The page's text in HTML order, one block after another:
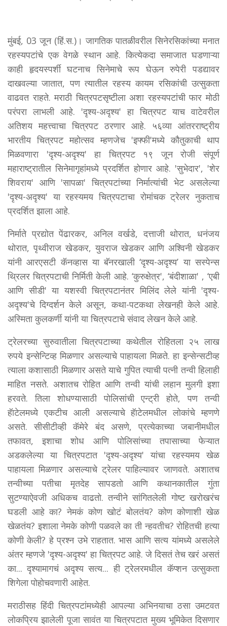
मुंबई, 03 जून (हिं.स.)। जागतिक पातळीवरील सिनेरसिकांच्या मनात
रहस्यपटांचे एक वेगळे स्थान आहे. कित्येकदा समाजात घडणाऱ्या
काही हृदयस्पर्शी घटनाच सिनेमाचे रूप घेऊन रुपेरी पडद्यावर
दाखवल्या जातात, पण त्यातील रहस्य कायम रसिकांची उत्सुकता
वाढवत राहते. मराठी चित्रपटसृष्टीला अशा रहस्यपटांची फार मोठी
परंपरा लाभली आहे. 'दृश्य-अदृश्य' हा चित्रपट याच वाटेवरील
अतिशय महत्त्वाचा चित्रपट ठरणार आहे. ५६व्या आंतरराष्ट्रीय
भारतीय चित्रपट महोत्सव म्हणजेच 'इफ्फी'मध्ये कौतुकाची थाप
मिळवणारा 'दृश्य-अदृश्य' हा चित्रपट १९ जून रोजी संपूर्ण
महाराष्ट्रातील सिनेमागृहांमध्ये प्रदर्शित होणार आहे. 'सुभेदार', 'शेर
शिवराय' आणि 'सापळा' चित्रपटांच्या निर्मात्यांची भेट असलेल्या
'दृश्य-अदृश्य' या रहस्यमय चित्रपटाचा रोमांचक ट्रेलर नुकताच
प्रदर्शित झाला आहे.
निर्माते प्रद्योत पेंढारकर, अनिल वर्खडे, दत्ताजी थोरात, धनंजय
थोरात, पृथ्वीराज खेडकर, युवराज खेडकर आणि अश्विनी खेडकर
यांनी आरएसटी कॅनव्हास या बॅनरखाली ‘दृश्य-अदृश्य’ या सस्पेन्स
थ्रिलर चित्रपटाची निर्मिती केली आहे. ‘कुरुक्षेत्र', ‘बंदीशाळा' , ‘एबी
आणि सीडी' या यशस्वी चित्रपटानंतर मिलिंद लेले यांनी 'दृश्य-
अदृश्य'चे दिग्दर्शन केले असून, कथा-पटकथा लेखनही केले आहे.
अस्मिता कुलकर्णी यांनी या चित्रपटाचे संवाद लेखन केले आहे.
ट्रेलरच्या सुरुवातीला चित्रपटाच्या कथेतील रोहितला २५ लाख
रुपये इन्सेन्टिव्ह मिळणार असल्याचे पाहायला मिळते. हा इन्सेन्सटीव्ह
त्याला कशासाठी मिळणार असते याचे गुपित त्याची पत्नी तन्वी हिलाही
माहित नसते. अशातच रोहित आणि तन्वी यांची लहान मुलगी इशा
हरवते. तिला शोधण्यासाठी पोलिसांची एन्ट्री होते, पण तन्वी
हॅाटेलमध्ये एकटीच आली असल्याचे हॅाटेलमधील लोकांचे म्हणणे
असते. सीसीटीव्ही कॅमेरे बंद असणे, प्रत्येकाच्या जबानीमधील
तफावत, इशाचा शोध आणि पोलिसांच्या तपासाच्या फेऱ्यात
अडकलेल्या या चित्रपटात 'दृश्य-अदृश्य' यांचा रहस्यमय खेळ
पाहायला मिळणार असल्याचे ट्रेलर पाहिल्यावर जाणवते. अशातच
तन्वीच्या पतीचा मृतदेह सापडतो आणि कथानकातील गुंता
सुटण्याऐवजी अधिकच वाढतो. तन्वीने सांगितलेली गोष्ट खरोखरंच
घडली आहे का? नेमकं कोण खोटं बोलतंय? कोण कोणाशी खेळ
खेळतंय? इशाला नेमके कोणी पळवले का ती न्हवतीच? रोहितची हत्या
कोणी केली? हे प्रश्न उभे राहतात. भास आणि सत्य यांमध्ये असलेले
अंतर म्हणजे 'दृश्य-अदृश्य' हा चित्रपट आहे. जे दिसतं तेच खरं असतं
का... दृश्यामागचं अदृश्य सत्य... ही ट्रेलरमधील कॅप्शन उत्सुकता
शिगेला पोहोचवणारी आहेत.
मराठीसह हिंदी चित्रपटांमध्येही आपल्या अभिनयाचा ठसा उमटवत
लोकप्रिय झालेली पूजा सावंत या चित्रपटात मुख्य भूमिकेत दिसणार